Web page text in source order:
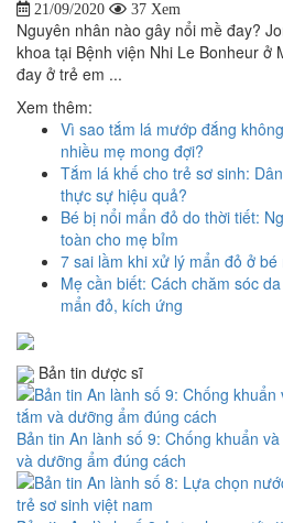
21/09/2020 37 Xem
Nguyên nhân nào gây nổi mề đay?
khoa tại Bệnh viện Nhi Le Bonheur ở
đay ở trẻ em ...
Xem thêm:
Vì sao tắm lá mướp đắng
nhiều mẹ mong đợi?
Tắm lá khế cho trẻ sơ sinh:
thực sự hiệu quả?
Bé bị nổi mẩn đỏ do thời tiết:
toàn cho mẹ bỉm
7 sai lầm khi xử lý mẩn đỏ ở bé
Mẹ cần biết: Cách chăm sóc
mẩn đỏ, kích ứng
Bản tin dược sĩ
Bản tin An lành số 9: Chống khuẩn
và dưỡng ẩm đúng cách